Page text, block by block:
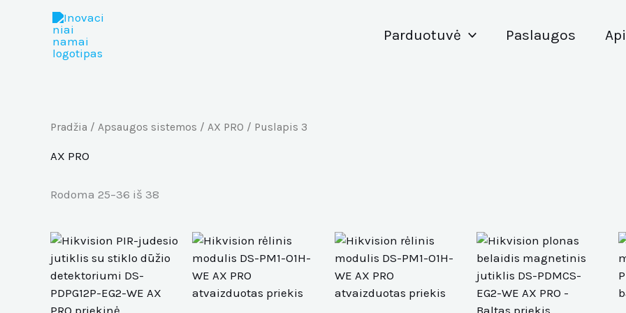
Parduotuvė Paslaugos
Pradžia / Apsaugos sistemos / AX PRO / Puslapis 3
AX PRO
Rodoma 25–36 iš 38
has